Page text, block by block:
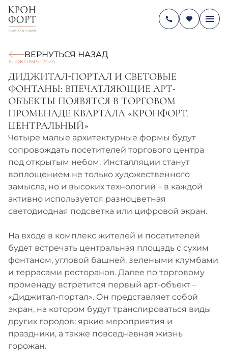
ВЕРНУТЬСЯ НАЗАД
10 ОКТЯБРЯ 2024
ДИДЖИТАЛ-ПОРТАЛ И СВЕТОВЫЕ
ФОНТАНЫ: ВПЕЧАТЛЯЮЩИЕ АРТ-
ОБЪЕКТЫ ПОЯВЯТСЯ В ТОРГОВОМ
ПРОМЕНАДЕ КВАРТАЛА «КРОНФОРТ.
ЦЕНТРАЛЬНЫЙ»
Четыре малые архитектурные формы будут
сопровождать посетителей торгового центра
под открытым небом. Инсталляции станут
воплощением не только художественного
замысла, но и высоких технологий – в каждой
активно используется разноцветная
светодиодная подсветка или цифровой экран.
На входе в комплекс жителей и посетителей
будет встречать центральная площадь с сухим
фонтаном, угловой башней, зелеными клумбами
и террасами ресторанов. Далее по торговому
променаду встретится первый арт-объект –
«Диджитал-портал». Он представляет собой
экран, на котором будут транслироваться виды
других городов: яркие мероприятия и
праздники, а также повседневная жизнь
горожан.